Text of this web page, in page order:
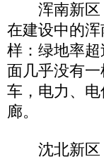
浑南新区，
在建设中的
样：绿地率
面几乎没有
车，电力、
廊。
沈北新区，